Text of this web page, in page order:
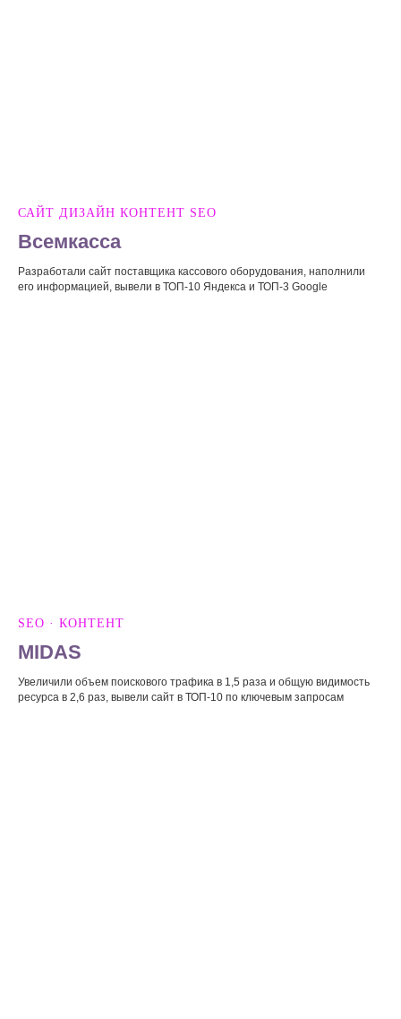
САЙТ ДИЗАЙН КОНТЕНТ SEO
Всемкасса
Разработали сайт поставщика кассового оборудования, наполнили
его информацией, вывели в ТОП-10 Яндекса и ТОП-3 Google
SEO · КОНТЕНТ
MIDAS
Увеличили объем поискового трафика в 1,5 раза и общую видимость
ресурса в 2,6 раз, вывели сайт в ТОП-10 по ключевым запросам